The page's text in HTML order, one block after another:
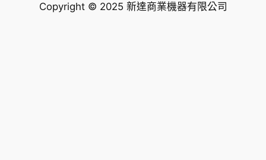
Copyright © 2025 新達商業機器有限公司